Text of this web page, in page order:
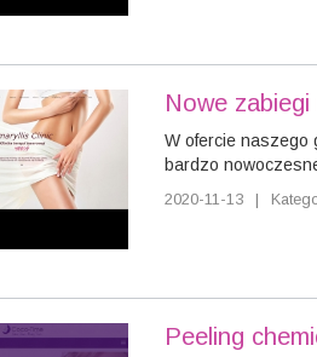
Nowe
W ofercie naszego
bardzo
2020-11-13 |
Peeling